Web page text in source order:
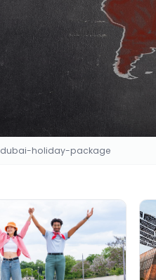
dubai-holiday-package